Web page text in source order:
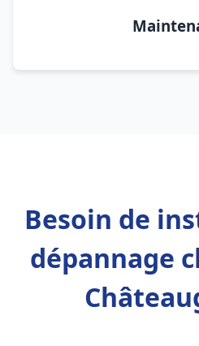
Besoin de
dépannage